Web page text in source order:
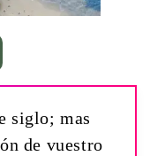
siglo; mas
de vuestro